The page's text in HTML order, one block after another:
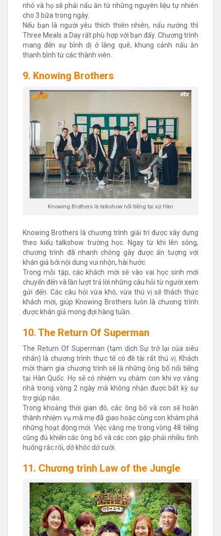
nhỏ và họ sẽ phải nấu ăn từ những nguyên liệu tự nhiên
cho 3 bữa trong ngày.
Nếu bạn là người yêu thích thiên nhiên, nấu nướng thì
Three Meals a Day rất phù hợp với bạn đấy. Chương trình
mang đến sự bình dị ở làng quê, khung cảnh nấu ăn
thanh bình từ các thành viên.
9. Knowing Brothers
Knowing Brothers là talkshow nổi tiếng tại xứ Hàn
Knowing Brothers là chương trình giải trí được xây dựng
theo kiểu talkshow trường học. Ngay từ khi lên sóng,
chương trình đã nhanh chóng gây được ấn tượng với
khán giả bởi nội dung vui nhộn, hài hước.
Trong mỗi tập, các khách mời sẽ vào vai học sinh mới
chuyển đến và lần lượt trả lời những câu hỏi từ người xem
gửi đến. Các câu hỏi vừa khó, vừa thú vị sẽ thách thức
khách mời, giúp Knowing Brothers luôn là chương trình
được khán giả mong đợi hàng tuần.
10. The Return Of Superman
The Return Of Superman (tạm dịch Sự trở lại của siêu
nhân) là chương trình thực tế có đề tài rất thú vị. Khách
mời tham gia chương trình sẽ là những ông bố nổi tiếng
tại Hàn Quốc. Họ sẽ có nhiệm vụ chăm con khi vợ vắng
nhà trong vòng 2 ngày mà không nhận được bất kỳ sự
trợ giúp nào.
Trong khoảng thời gian đó, các ông bố và con sẽ hoàn
thành nhiệm vụ mà mẹ đã giao hoặc cùng con khám phá
những hoạt động mới. Việc vắng mẹ trong vòng 48 tiếng
cũng đủ khiến các ông bố và các con gặp phải nhiều tình
huống rắc rối, dở khóc dở cười.
11. Chương trình Law of the Jungle